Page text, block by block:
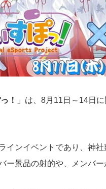
！ 」は、8月11日～14日
インイベントであり、神
ー景品の射的や、メンバ